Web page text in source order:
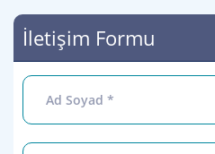
İletişim Formu